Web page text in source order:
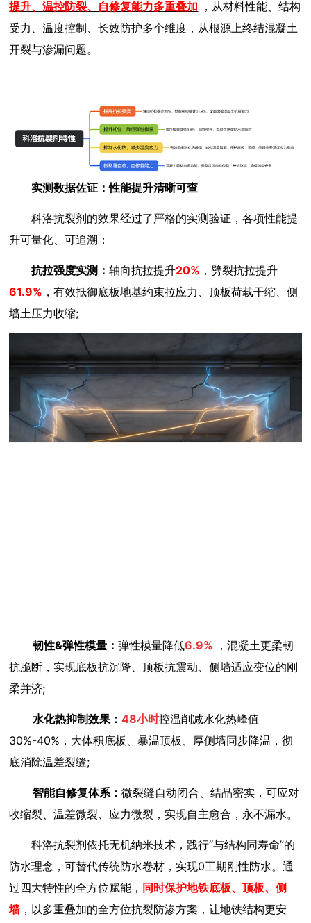
提升、温控防裂、自修复能力多重叠加 ，从材料性能、结构
受力、温度控制、长效防护多个维度，从根源上终结混凝土
开裂与渗漏问题。
实测数据佐证：性能提升清晰可查
科洛抗裂剂的效果经过了严格的实测验证，各项性能提
升可量化、可追溯：
抗拉强度实测：轴向抗拉提升20% ，劈裂抗拉提升
61.9% ，有效抵御底板地基约束拉应力、顶板荷载干缩、侧
墙土压力收缩;
韧性&弹性模量：弹性模量降低6.9% ，混凝土更柔韧
抗脆断，实现底板抗沉降、顶板抗震动、侧墙适应变位的刚
柔并济;
水化热抑制效果：48小时控温削减水化热峰值
30%-40%，大体积底板、暴温顶板、厚侧墙同步降温，彻
底消除温差裂缝;
智能自修复体系：微裂缝自动闭合、结晶密实，可应对
收缩裂、温差微裂、应力微裂，实现自主愈合，永不漏水。
科洛抗裂剂依托无机纳米技术，践行“与结构同寿命”的
防水理念，可替代传统防水卷材，实现0工期刚性防水。通
过四大特性的全方位赋能， 同时保护地铁底板、顶板、侧
墙，以多重叠加的全方位抗裂防渗方案，让地铁结构更安